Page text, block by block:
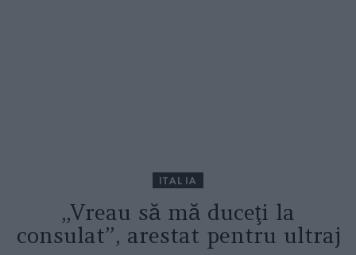
ITALIA
„Vreau să mă duceţi la
consulat”, arestat pentru ultraj